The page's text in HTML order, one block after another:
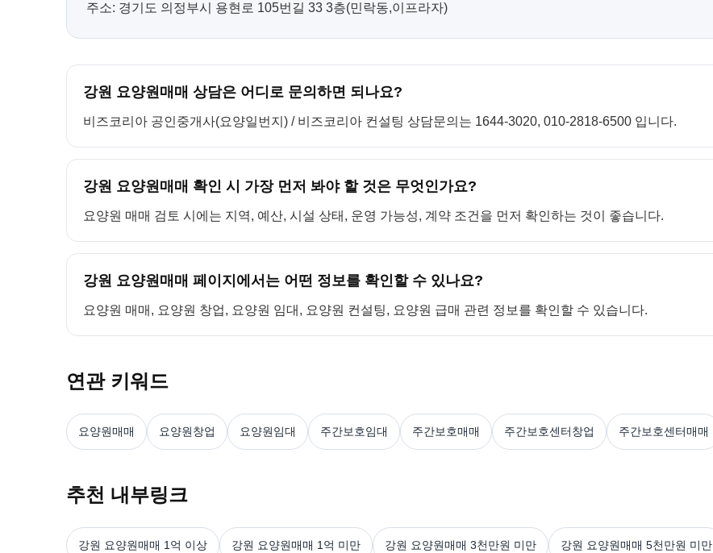
주소: 경기도 의정부시 용현로 105번길 33 3층(민락동,이프라자)
강원 요양원매매 상담은 어디로 문의하면 되나요?
비즈코리아 공인중개사(요양일번지) / 비즈코리아 컨설팅 상담문의는 1644-3020, 010-2818-6500 입니다.
강원 요양원매매 확인 시 가장 먼저 봐야 할 것은 무엇인가요?
요양원 매매 검토 시에는 지역, 예산, 시설 상태, 운영 가능성, 계약 조건을 먼저 확인하는 것이 좋습니다.
강원 요양원매매 페이지에서는 어떤 정보를 확인할 수 있나요?
요양원 매매, 요양원 창업, 요양원 임대, 요양원 컨설팅, 요양원 급매 관련 정보를 확인할 수 있습니다.
연관 키워드
요양원매매 요양원창업 요양원임대 주간보호임대 주간보호매매 주간보호센터창업 주간보호센터매매
추천 내부링크
강원 요양원매매 1억 이상 강원 요양원매매 1억 미만 강원 요양원매매 3천만원 미만 강원 요양원매매 5천만원 미만